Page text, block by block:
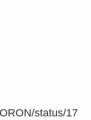
status/17